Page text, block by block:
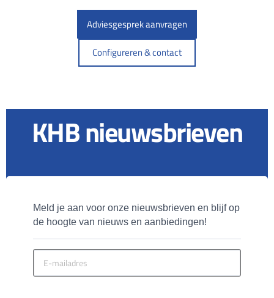
Adviesgesprek aanvragen
Configureren & contact
KHB nieuwsbrieven
Meld je aan voor onze nieuwsbrieven en blijf op
de hoogte van nieuws en aanbiedingen!